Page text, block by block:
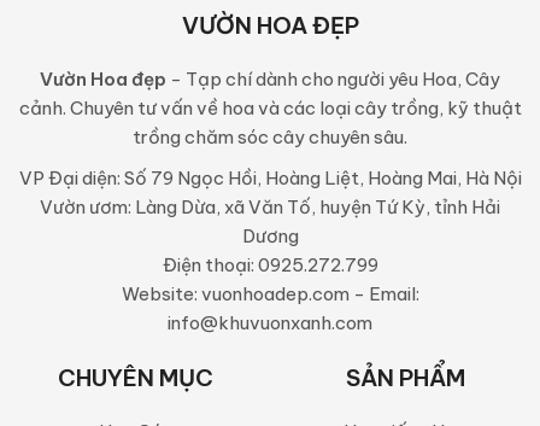
VƯỜN HOA ĐẸP
Vườn Hoa đẹp - Tạp chí dành cho người yêu Hoa, Cây
cảnh. Chuyên tư vấn về hoa và các loại cây trồng, kỹ thuật
trồng chăm sóc cây chuyên sâu.
VP Đại diện: Số 79 Ngọc Hồi, Hoàng Liệt, Hoàng Mai, Hà Nội
Vườn ươm: Làng Dừa, xã Văn Tố, huyện Tứ Kỳ, tỉnh Hải
Dương
Điện thoại: 0925.272.799
Website: vuonhoadep.com - Email:
info@khuvuonxanh.com
CHUYÊN MỤC SẢN PHẨM